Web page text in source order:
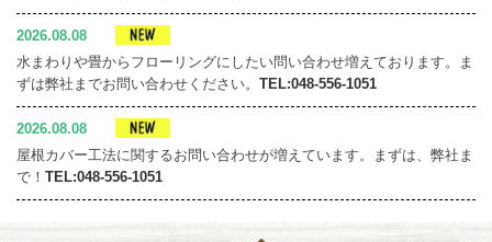
2026.08.08
水まわりや畳からフローリングにしたい問い合わせ増えております。ま
ずは弊社までお問い合わせください。 TEL:048-556-1051
2026.08.08
屋根カバー工法に関するお問い合わせが増えています。まずは、弊社ま
で！ TEL:048-556-1051